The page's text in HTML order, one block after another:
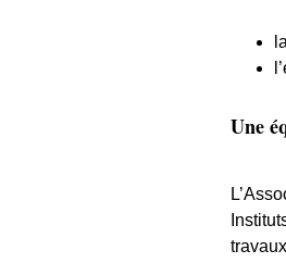
Une
L’